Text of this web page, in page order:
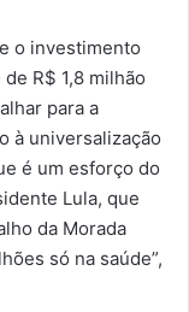
o investimento
R$ 1,8 milhão
para a
à universalização
é um esforço do
Lula, que
da Morada
só na saúde”,